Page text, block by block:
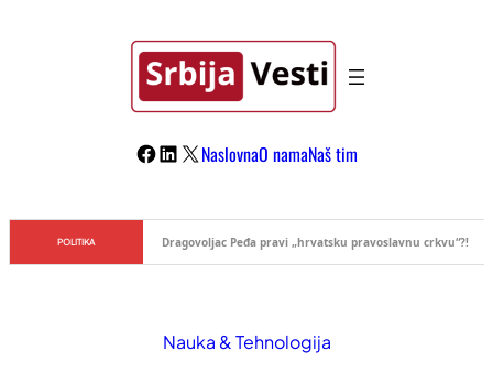
Facebook
LinkedIn
X NaslovnaO namaNaš tim
POLITIKA Đilas/Šolak propaganda uspela u dehumanizaciji Vučića
Nauka & Tehnologija